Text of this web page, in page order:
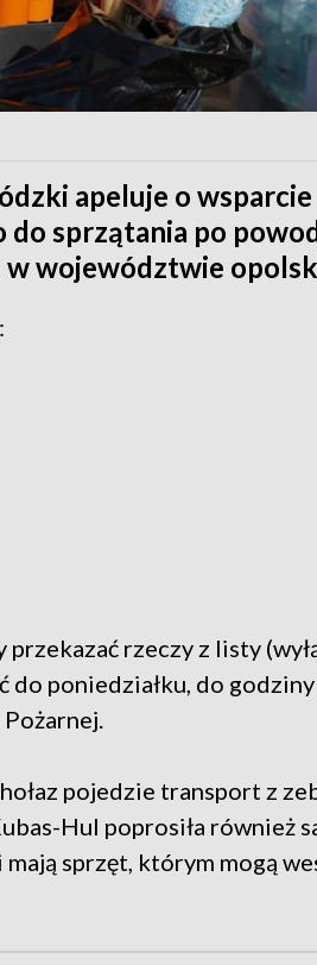
apeluje o
do sprzątania po
w województwie
rzeczy z listy
do poniedziałku, do
pojedzie transport z
Hul poprosiła również
sprzęt, którym mogą